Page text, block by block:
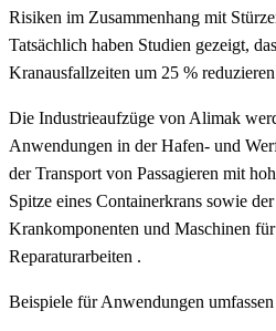
Risiken im Zusammenhang mit
Tatsächlich haben Studien gezeigt,
Kranausfallzeiten um 25 %
Die Industrieaufzüge von Alimak
Anwendungen in der Hafen- und
der Transport von Passagieren mit
Spitze eines Containerkrans sowie
Krankomponenten und Maschinen
Reparaturarbeiten .
Beispiele für Anwendungen